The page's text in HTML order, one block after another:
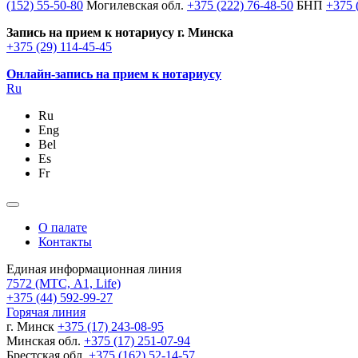
(152) 55-50-80 Могилевская обл. +375 (222) 76-48-50 БНП +375
Запись на прием к нотариусу г. Минска
+375 (29) 114-45-45
Онлайн-запись на прием к нотариусу
Ru
Ru
Eng
Bel
Es
Fr
О палате
Контакты
Единая информационная линия
7572 (МТС, A1, Life)
+375 (44) 592-99-27
Горячая линия
г. Минск +375 (17) 243-08-95
Минская обл. +375 (17) 251-07-94
Брестская обл. +375 (162) 52-14-57